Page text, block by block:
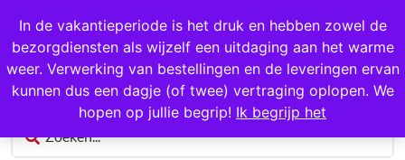
In de vakantieperiode is het druk en hebben zowel de
bezorgdiensten als wijzelf een uitdaging aan het warme
weer. Verwerking van bestellingen en de leveringen ervan
kunnen dus een dagje (of twee) vertraging oplopen. We
hopen op jullie begrip! Ik begrijp het
1000+ producten op voorraad
0